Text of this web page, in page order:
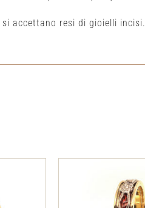
accettano resi di gioielli incisi.